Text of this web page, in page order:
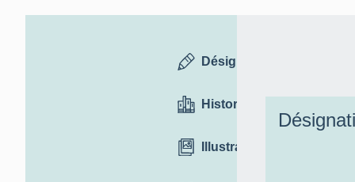
Désignation
Historique
Illustrations